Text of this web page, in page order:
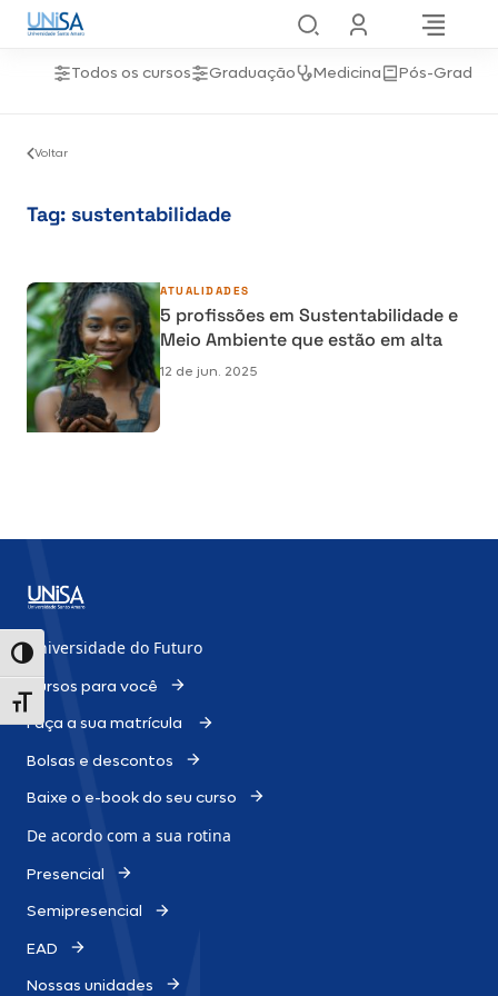
Alternar alto contraste
Alternar tamanho da fonte
Todos os cursos Graduação Medicina Pós-
Voltar
Tag: sustentabilidade
ATUALIDADES
5 profissões em Sustentabilidade e
Meio Ambiente que estão em alta
12 de jun. 2025
Universidade do Futuro
Cursos para você
Faça a sua matrícula
Bolsas e descontos
Baixe o e-book do seu curso
De acordo com a sua rotina
Presencial
Semipresencial
EAD
Nossas unidades